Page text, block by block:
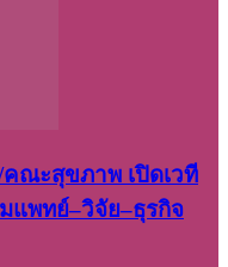
ณะสุขภาพ เปิดเวที
แพทย์–วิจัย–ธุรกิจ